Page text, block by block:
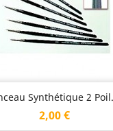
Synthétique 2
Prix
2,00 €